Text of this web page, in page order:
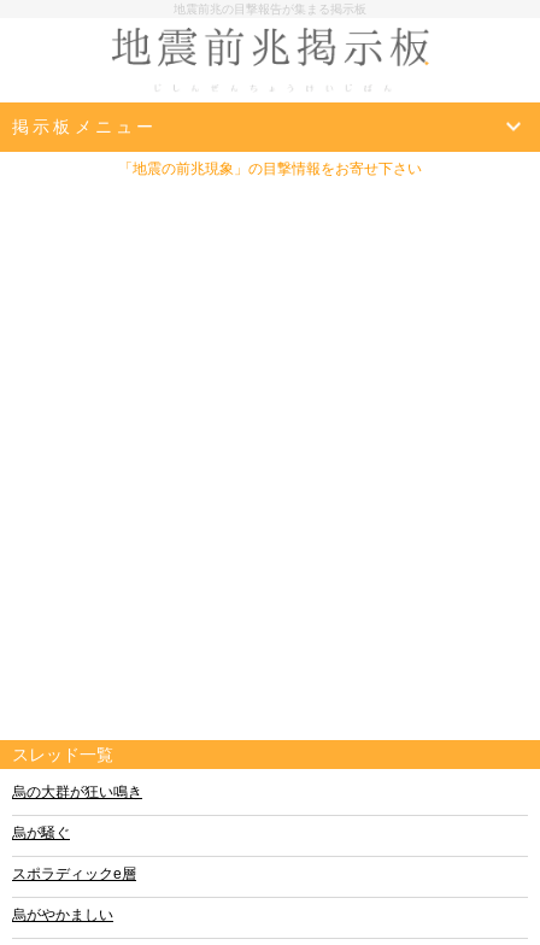
地震前兆の目撃報告が集まる掲示板
掲示板メニュー
「地震の前兆現象」の目撃情報をお寄せ下さい
スレッド一覧
烏の大群が狂い鳴き
烏が騒ぐ
スポラディックe層
烏がやかましい